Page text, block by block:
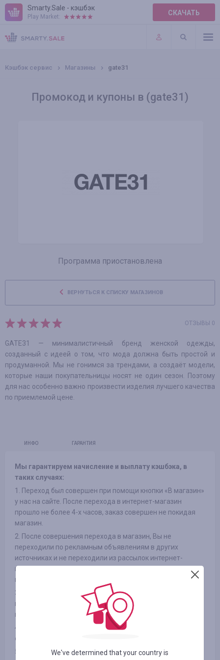
Smarty.Sale - кэшбэк
Play Market: СКАЧАТЬ
ПРАВИЛА
ПЛАГИНЫ
Кэшбэк сервис Магазины gate31
Промокод и купоны в (gate31)
Программа приостановлена
ВЕРНУТЬСЯ К СПИСКУ МАГАЗИНОВ
ОТЗЫВЫ 0
GATE31 — минималистичный бренд женской одежды,
созданный с идеей о том, что мода должна быть простой и
продуманной. Мы не гонимся за трендами, а создаёт модели,
которые наши покупательницы носят не один сезон. Поэтому
для нас особенно важно произвести изделия лучшего качества
по приемлемой цене.
ИНФО ГАРАНТИЯ
Мы гарантируем начисление и выплату кэшбэка, в
таких случаях:
1. Переход был совершен при помощи кнопки «В магазин»
у нас на сайте. После перехода в интернет-магазин
прошло не более 4-х часов, заказ совершен не покидая
магазин.
2. После совершения перехода в магазин, Вы не
переходили по рекламным объявлениям в других
источниках и не переходили из рассылок интернет-
магазинов на сайт, так же не использовали сторонние
промокоды
3. Выбранный Вами товар участвует в кэшбэке (в
некоторых интернет-магазинах есть разделение на
категории, смотрите вкладку «ИНФОРМАЦИЯ/УСЛОВИЯ» )
4. После оплаты товара Вами в интернет-магазине, Вы не
отказались от товара по каким либо причинам
5. Вы не используете или отключили специальные
We've determined that your country is